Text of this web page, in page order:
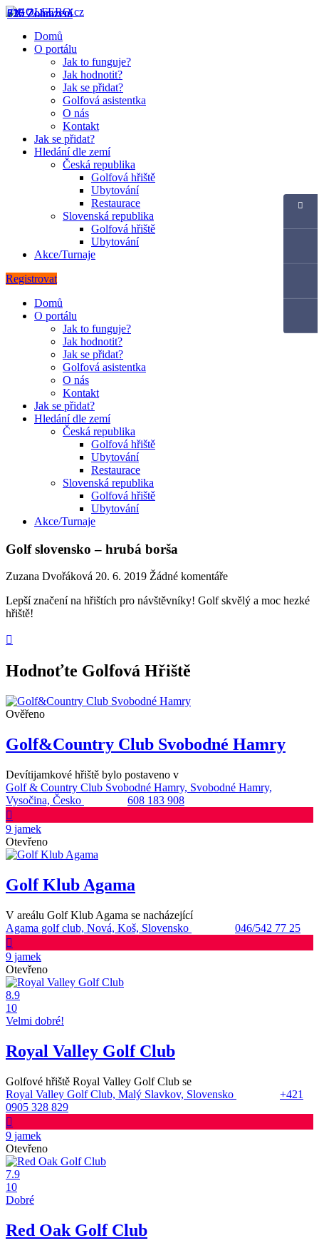
Domů
O portálu
Jak to funguje?
Jak hodnotit?
Jak se přidat?
Golfová asistentka
O nás
Kontakt
Jak se přidat?
Hledání dle zemí
Česká republika
Golfová hřiště
Ubytování
Restaurace
Slovenská republika
Golfová hřiště
Ubytování
Akce/Turnaje
Registrovat
Domů
O portálu
Jak to funguje?
Jak hodnotit?
Jak se přidat?
Golfová asistentka
O nás
Kontakt
Jak se přidat?
Hledání dle zemí
Česká republika
Golfová hřiště
Ubytování
Restaurace
Slovenská republika
Golfová hřiště
Ubytování
Akce/Turnaje
Golf slovensko – hrubá borša
Zuzana Dvořáková 20. 6. 2019 Žádné komentáře
Lepší značení na hřištích pro návštěvníky! Golf skvělý a moc hezké
hřiště!
Hodnoťte Golfová Hřiště
617 Zobrazení
Ověřeno
Golf&Country Club Svobodné Hamry
Devítijamkové hřiště bylo postaveno v
Golf & Country Club Svobodné Hamry, Svobodné Hamry,
Vysočina, Česko
608 183 908
9 jamek
Otevřeno
830 Zobrazení
Golf Klub Agama
V areálu Golf Klub Agama se nacházející
Agama golf club, Nová, Koš, Slovensko
046/542 77 25
9 jamek
Otevřeno
716 Zobrazení
8.9
10
Velmi dobré!
Royal Valley Golf Club
Golfové hřiště Royal Valley Golf Club se
Royal Valley Golf Club, Malý Slavkov, Slovensko
+421
0905 328 829
9 jamek
Otevřeno
726 Zobrazení
7.9
10
Dobré
Red Oak Golf Club